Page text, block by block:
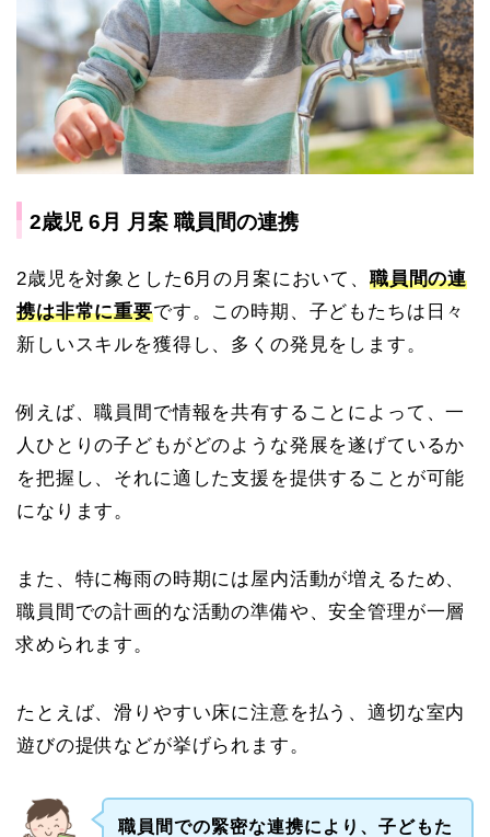
2歳児 6月 月案 職員間の連携
2歳児を対象とした6月の月案において、 職員間の連
携は非常に重要です。この時期、子どもたちは日々
新しいスキルを獲得し、多くの発見をします。
例えば、職員間で情報を共有することによって、一
人ひとりの子どもがどのような発展を遂げているか
を把握し、それに適した支援を提供することが可能
になります。
また、特に梅雨の時期には屋内活動が増えるため、
職員間での計画的な活動の準備や、安全管理が一層
求められます。
たとえば、滑りやすい床に注意を払う、適切な室内
遊びの提供などが挙げられます。
職員間での緊密な連携により、子どもた